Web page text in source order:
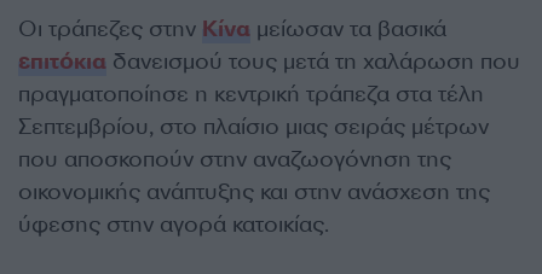
Οι τράπεζες στην Κίνα μείωσαν τα βασικά
επιτόκια δανεισμού τους μετά τη χαλάρωση που
πραγματοποίησε η κεντρική τράπεζα στα τέλη
Σεπτεμβρίου, στο πλαίσιο μιας σειράς μέτρων
που αποσκοπούν στην αναζωογόνηση της
οικονομικής ανάπτυξης και στην ανάσχεση της
ύφεσης στην αγορά κατοικίας.